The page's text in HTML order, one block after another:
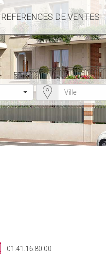
REFERENCES DE VENTES
01.41.16.80.00